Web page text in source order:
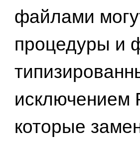
файлами
процедуры и
исключением
которые